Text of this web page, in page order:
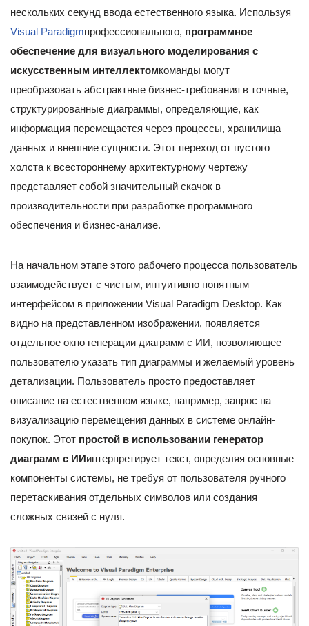
нескольких секунд ввода естественного языка. Используя
Visual Paradigmпрофессионального, программное
обеспечение для визуального моделирования с
искусственным интеллектомкоманды могут
преобразовать абстрактные бизнес-требования в точные,
структурированные диаграммы, определяющие, как
информация перемещается через процессы, хранилища
данных и внешние сущности. Этот переход от пустого
холста к всестороннему архитектурному чертежу
представляет собой значительный скачок в
производительности при разработке программного
обеспечения и бизнес-анализе.
На начальном этапе этого рабочего процесса пользователь
взаимодействует с чистым, интуитивно понятным
интерфейсом в приложении Visual Paradigm Desktop. Как
видно на представленном изображении, появляется
отдельное окно генерации диаграмм с ИИ, позволяющее
пользователю указать тип диаграммы и желаемый уровень
детализации. Пользователь просто предоставляет
описание на естественном языке, например, запрос на
визуализацию перемещения данных в системе онлайн-
покупок. Этот простой в использовании генератор
диаграмм с ИИинтерпретирует текст, определяя основные
компоненты системы, не требуя от пользователя ручного
перетаскивания отдельных символов или создания
сложных связей с нуля.